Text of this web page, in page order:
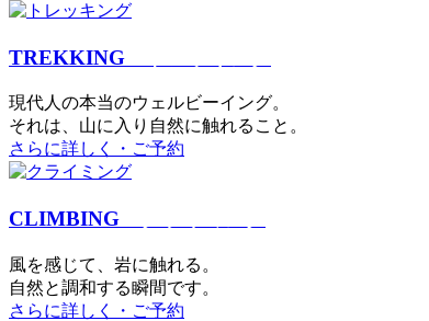
TREKKING
現代⼈の本当のウェルビーイング。
それは、⼭に⼊り⾃然に触れること。
さらに詳しく・ご予約
CLIMBING
⾵を感じて、岩に触れる。
⾃然と調和する瞬間です。
さらに詳しく・ご予約